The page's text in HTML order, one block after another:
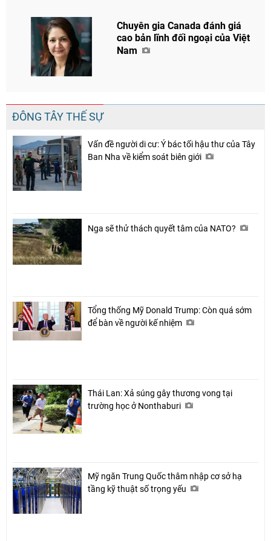
Chuyên gia Canada đánh giá
cao bản lĩnh đối ngoại của Việt
Nam
ĐÔNG TÂY THẾ SỰ
Vấn đề người di cư: Ý bác tối hậu thư của Tây
Ban Nha về kiểm soát biên giới
Nga sẽ thử thách quyết tâm của NATO?
Tổng thống Mỹ Donald Trump: Còn quá sớm
để bàn về người kế nhiệm
Thái Lan: Xả súng gây thương vong tại
trường học ở Nonthaburi
Mỹ ngăn Trung Quốc thâm nhập cơ sở hạ
tầng kỹ thuật số trọng yếu